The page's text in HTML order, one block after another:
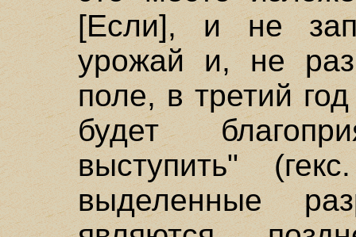
[Если], и не
урожай и, не
поле, в третий
будет
выступить"
выделенные